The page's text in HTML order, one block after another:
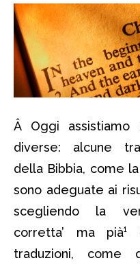
Â Oggi
diverse: alcune
della Bibbia, come la
sono adeguate ai
scegliendo la
corretta’ ma pià¹
traduzioni, come